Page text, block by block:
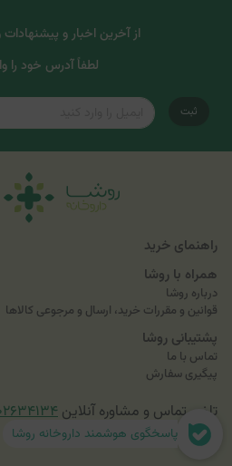
از آخرین اخبار و
لطفاً آدرس خود را
ثبت
راهنمای خرید
همراه با روشا
درباره روشا
قوانین و مقررات خرید، ارسال و مرجوعی کالاها
پشتیبانی روشا
تماس با ما
پیگیری سفارش
تلفن تماس و مشاوره آنلاین
پاسخگوی هوشمند داروخانه روشا